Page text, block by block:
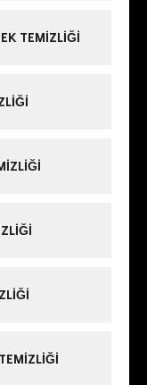
TEMIZLIĞI